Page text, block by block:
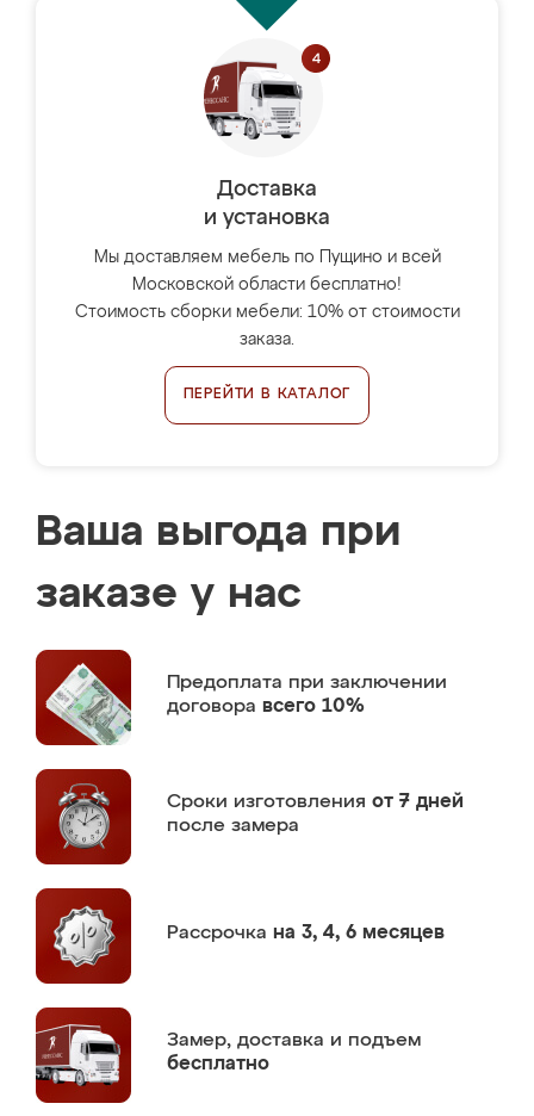
Доставка
и установка
Мы доставляем мебель по Пущино и всей
Московской области бесплатно!
Стоимость сборки мебели: 10% от стоимости
заказа.
ПЕРЕЙТИ В КАТАЛОГ
Ваша выгода при
заказе у нас
Предоплата при заключении
договора всего 10%
Сроки изготовления от 7 дней
после замера
Рассрочка на 3, 4, 6 месяцев
Замер, доставка и подъем
бесплатно